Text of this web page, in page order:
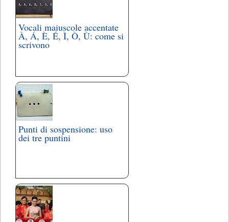
Vocali maiuscole accentate
À, Á, È, É, Ì, Ò, Ù: come si
scrivono
Punti di sospensione: uso
dei tre puntini